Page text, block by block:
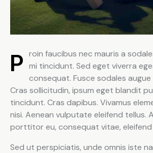
Proin faucibus nec mauris a sodales, sed elementum mi tincidunt. Sed eget viverra
consequat. Fusce sodales augue
Cras sollicitudin, ipsum eget blandit
tincidunt. Cras dapibus. Vivamus
nisi. Aenean vulputate eleifend tellus.
porttitor eu, consequat vitae, eleifend
Sed ut perspiciatis, unde omnis iste